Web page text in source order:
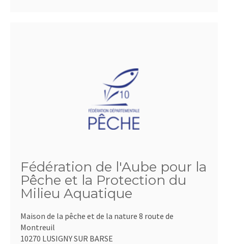
Fédération de l'Aube pour la
Pêche et la Protection du
Milieu Aquatique
Maison de la pêche et de la nature 8 route de
Montreuil
10270 LUSIGNY SUR BARSE